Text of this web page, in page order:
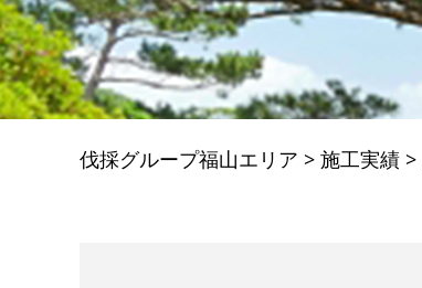
伐採グループ福山エリア > 施工実績 >